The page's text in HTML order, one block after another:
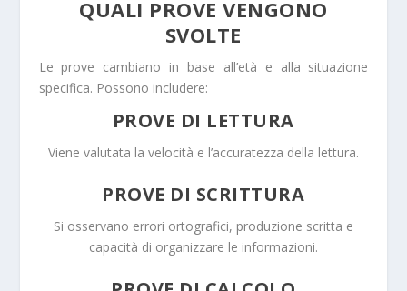
QUALI PROVE VENGONO
SVOLTE
Le prove cambiano in base all’età e alla situazione
specifica. Possono includere:
PROVE DI LETTURA
Viene valutata la velocità e l’accuratezza della lettura.
PROVE DI SCRITTURA
Si osservano errori ortografici, produzione scritta e
capacità di organizzare le informazioni.